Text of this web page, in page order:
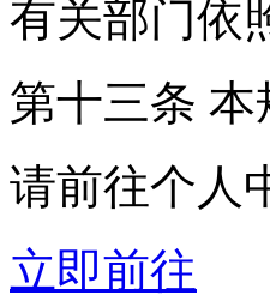
有关部门依
第十三条 本
请前往个人
立即前往